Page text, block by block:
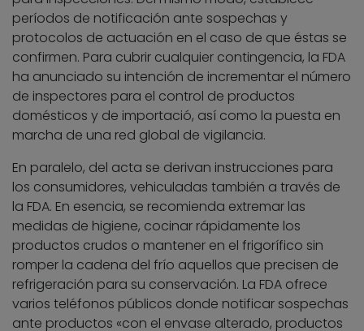
períodos de notificación ante sospechas y
protocolos de actuación en el caso de que éstas se
confirmen. Para cubrir cualquier contingencia, la FDA
ha anunciado su intención de incrementar el número
de inspectores para el control de productos
domésticos y de importació, así como la puesta en
marcha de una red global de vigilancia.
En paralelo, del acta se derivan instrucciones para
los consumidores, vehiculadas también a través de
la FDA. En esencia, se recomienda extremar las
medidas de higiene, cocinar rápidamente los
productos crudos o mantener en el frigorífico sin
romper la cadena del frío aquellos que precisen de
refrigeración para su conservación. La FDA ofrece
varios teléfonos públicos donde notificar sospechas
ante productos «con el envase alterado, productos